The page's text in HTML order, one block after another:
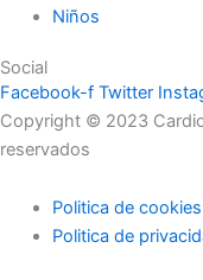
Niños
Social
Facebook-f Twitter
Copyright © 2023
reservados
Politica de cookies
Politica de